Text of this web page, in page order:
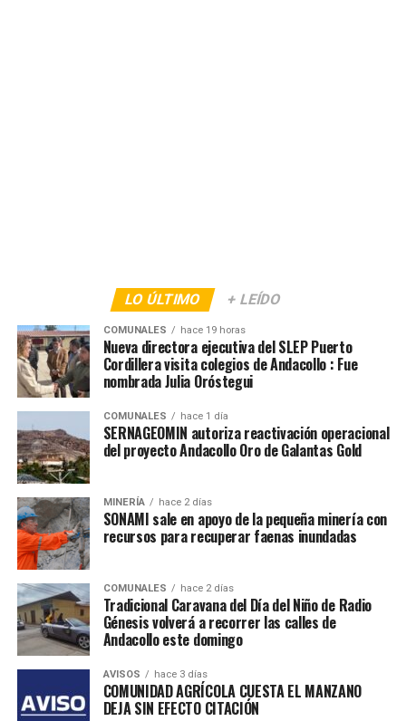
LO ÚLTIMO + LEÍDO
COMUNALES hace 19 horas
Nueva directora ejecutiva del SLEP Puerto
Cordillera visita colegios de Andacollo : Fue
nombrada Julia Oróstegui
COMUNALES hace 1 día
SERNAGEOMIN autoriza reactivación operacional
del proyecto Andacollo Oro de Galantas Gold
MINERÍA hace 2 días
SONAMI sale en apoyo de la pequeña minería con
recursos para recuperar faenas inundadas
COMUNALES hace 2 días
Tradicional Caravana del Día del Niño de Radio
Génesis volverá a recorrer las calles de
Andacollo este domingo
AVISOS hace 3 días
COMUNIDAD AGRÍCOLA CUESTA EL MANZANO
DEJA SIN EFECTO CITACIÓN